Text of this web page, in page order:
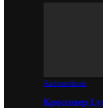
Автомобили
Кроссовер